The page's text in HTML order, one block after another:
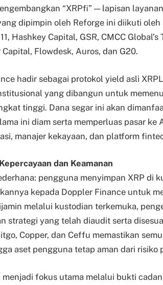
“XRPfi” — lapisan
dipimpin oleh Reforge ini diikuti
Hashkey Capital, GSR, CMCC
Flowdesk, Auros, dan G20.
hadir sebagai protokol yield asli
yang dibangun untuk
tinggi. Dana segar ini akan
ini diam serta memperluas pasar ke
manajer kekayaan, dan platform
dan Keamanan
pengguna menyimpan XRP di
kepada Doppler Finance untuk
melalui kustodian terkemuka,
strategi yang telah diaudit serta
Copper, dan Ceffu memastikan
aset pengguna tetap aman dari risiko
menjadi fokus utama melalui bukti